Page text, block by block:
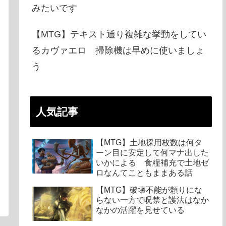
みたいです
【MTG】テキスト通り複雑な挙動をしてい
るカヴァエロ 掃除機は早めに使いましょ
う
人気記事
【MTG】土地採用枚数は何タ
ーン目に安定して何マナ出した
いかによる 食糧補充で土地ゼ
ロなんてこともままある話
【MTG】破壊不能が頼りにな
らない一方で呪禁と護法はなか
なかの活躍を見せている